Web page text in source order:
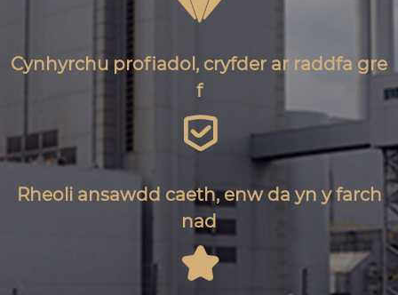
Cynhyrchu profiadol, cryfder ar raddfa gre
f

Rheoli ansawdd caeth, enw da yn y farch
nad
